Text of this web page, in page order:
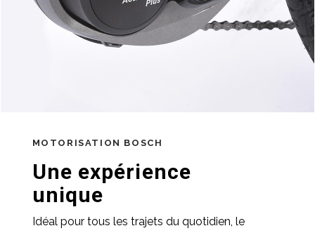
MOTORISATION BOSCH
Une expérience
unique
Idéal pour tous les trajets du quotidien, le